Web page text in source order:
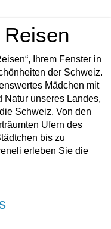
Ihrem Fenster in
der Schweiz.
Mädchen mit
Natur unseres Landes,
Schweiz. Von den
Ufern des
bis zu
erleben Sie die